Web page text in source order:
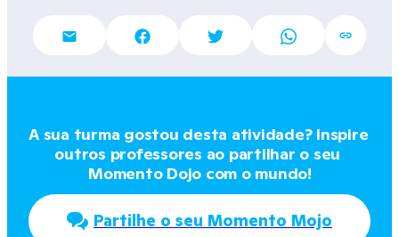
A sua turma gostou desta atividade? Inspire
outros professores ao partilhar o seu
Momento Dojo com o mundo!
Partilhe o seu Momento Mojo